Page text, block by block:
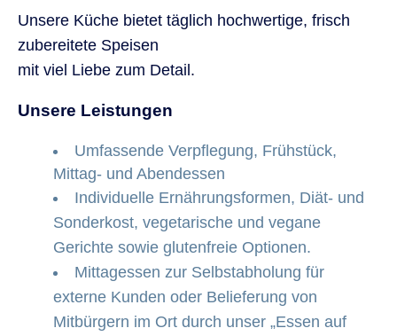
Unsere Küche bietet täglich hochwertige, frisch
zubereitete Speisen
mit viel Liebe zum Detail.
Unsere Leistungen
Umfassende Verpflegung, Frühstück,
Mittag- und Abendessen
Individuelle Ernährungsformen, Diät- und
Sonderkost, vegetarische und vegane
Gerichte sowie glutenfreie Optionen.
Mittagessen zur Selbstabholung für
externe Kunden oder Belieferung von
Mitbürgern im Ort durch unser „Essen auf